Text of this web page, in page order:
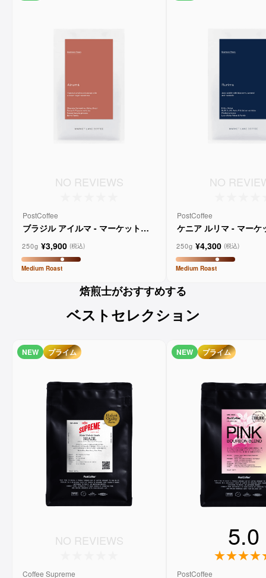
NO REVIEWS
PostCoffee
ブラジル アイルマ - マーケットレ
250g ¥3,900 (税込)
Medium Roast
NO
PostCoffee
ケニア ルリマ - マーケ
250g ¥4,300 (税込)
Medium Roast
焙煎士がおすすめする
ベストセレクション
NEW プライム
NO REVIEWS
Coffee Supreme
NEW プライム
5.0
PostCoffee